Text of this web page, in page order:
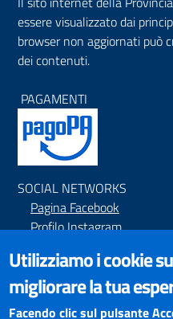
essere visualizzato dai
browser non aggiornati può
dei contenuti.
PAGAMENTI
SOCIAL NETWORKS
Pagina Facebook
Profilo Instagram
PNRR (Piano Nazionale di
Utilizziamo i cookie
migliorare la tua
Facendo clic sul pulsante